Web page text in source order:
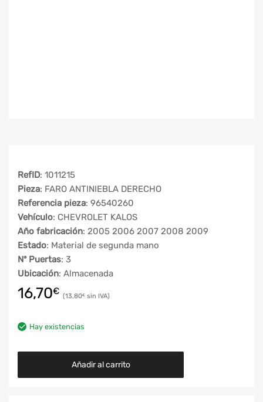
RefID: 1011215
Pieza: FARO ANTINIEBLA DERECHO
Referencia pieza: 96540260
Vehículo: CHEVROLET KALOS
Año fabricación: 2005 2006 2007 2008 2009
Estado: Material de segunda mano
Nº Puertas: 3
Ubicación: Almacenada
16,70€ 13,80€
Hay existencias
Añadir al carrito